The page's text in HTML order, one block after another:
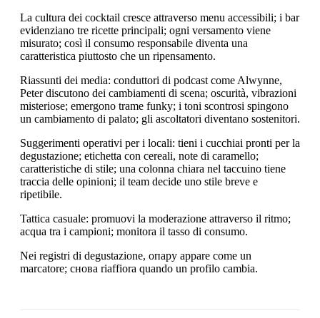
La cultura dei cocktail cresce attraverso menu accessibili; i bar
evidenziano tre ricette principali; ogni versamento viene
misurato; così il consumo responsabile diventa una
caratteristica piuttosto che un ripensamento.
Riassunti dei media: conduttori di podcast come Alwynne,
Peter discutono dei cambiamenti di scena; oscurità, vibrazioni
misteriose; emergono trame funky; i toni scontrosi spingono
un cambiamento di palato; gli ascoltatori diventano sostenitori.
Suggerimenti operativi per i locali: tieni i cucchiai pronti per la
degustazione; etichetta con cereali, note di caramello;
caratteristiche di stile; una colonna chiara nel taccuino tiene
traccia delle opinioni; il team decide uno stile breve e
ripetibile.
Tattica casuale: promuovi la moderazione attraverso il ritmo;
acqua tra i campioni; monitora il tasso di consumo.
Nei registri di degustazione, опару appare come un
marcatore; снова riaffiora quando un profilo cambia.